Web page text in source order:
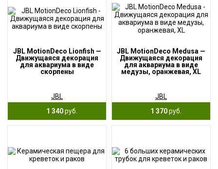
JBL MotionDeco Lionfish —
Движущаяся декорация
для аквариума в виде
скорпены
JBL
1 340руб.
JBL MotionDeco Medusa —
Движущаяся декорация
для аквариума в виде
медузы, оранжевая, XL
JBL
1 370руб.